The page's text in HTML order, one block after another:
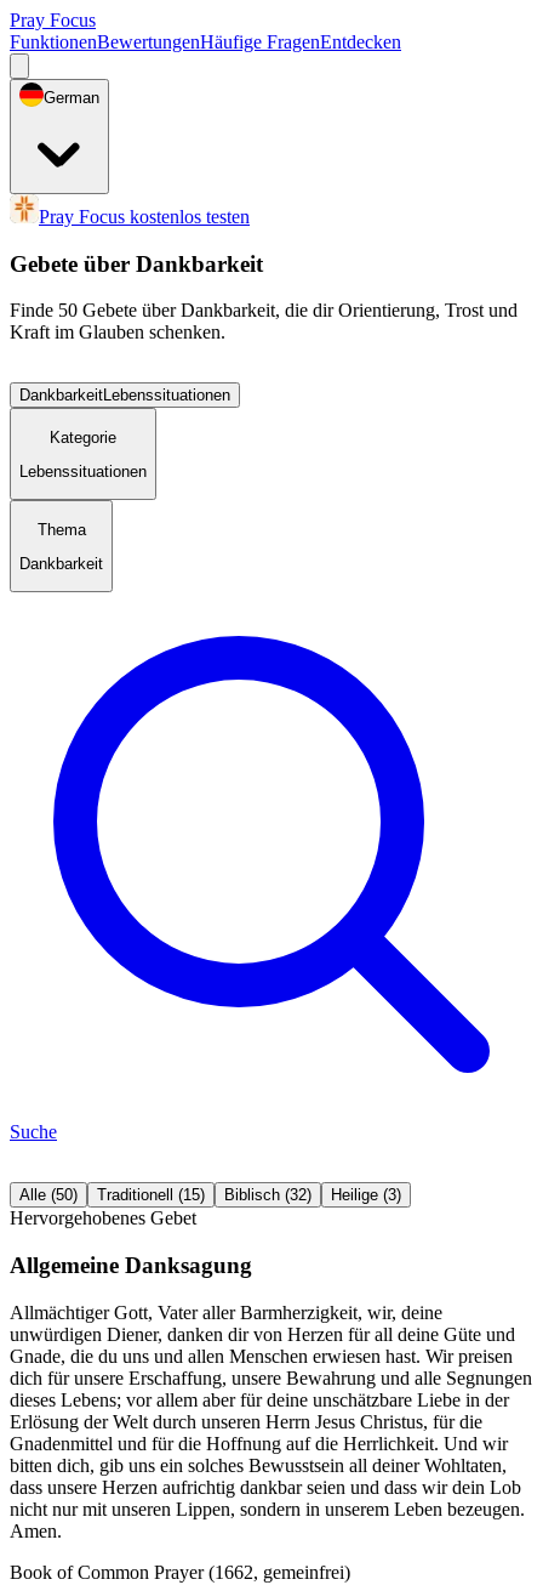
Pray Focus
FunktionenBewertungenHäufige FragenEntdecken
German
Pray Focus kostenlos testen
Gebete über Dankbarkeit
Finde 50 Gebete über Dankbarkeit, die dir Orientierung, Trost und
Kraft im Glauben schenken.
DankbarkeitLebenssituationen
Kategorie
Lebenssituationen
Thema
Dankbarkeit
Suche
Alle (50) Traditionell (15) Biblisch (32) Heilige (3)
Hervorgehobenes Gebet
Allgemeine Danksagung
Allmächtiger Gott, Vater aller Barmherzigkeit, wir, deine
unwürdigen Diener, danken dir von Herzen für all deine Güte und
Gnade, die du uns und allen Menschen erwiesen hast. Wir preisen
dich für unsere Erschaffung, unsere Bewahrung und alle Segnungen
dieses Lebens; vor allem aber für deine unschätzbare Liebe in der
Erlösung der Welt durch unseren Herrn Jesus Christus, für die
Gnadenmittel und für die Hoffnung auf die Herrlichkeit. Und wir
bitten dich, gib uns ein solches Bewusstsein all deiner Wohltaten,
dass unsere Herzen aufrichtig dankbar seien und dass wir dein Lob
nicht nur mit unseren Lippen, sondern in unserem Leben bezeugen.
Amen.
Book of Common Prayer (1662, gemeinfrei)